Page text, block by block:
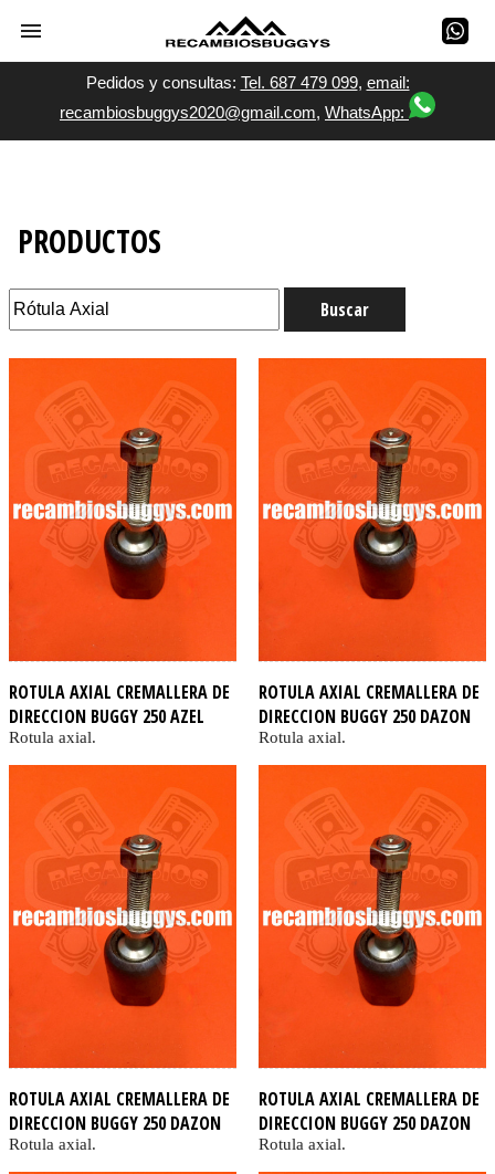
Pedidos y consultas: Tel. 687 479 099, email:
recambiosbuggys2020@gmail.com, WhatsApp:
PRODUCTOS
ROTULA AXIAL CREMALLERA DE
DIRECCION BUGGY 250 AZEL
Rotula axial.
ROTULA AXIAL CREMALLERA DE
DIRECCION BUGGY 250 DAZON
Rotula axial.
ROTULA AXIAL CREMALLERA DE
DIRECCION BUGGY 250 DAZON
Rotula axial.
ROTULA AXIAL CREMALLERA DE
DIRECCION BUGGY 250 DAZON
Rotula axial.